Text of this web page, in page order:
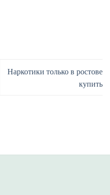
Наркотики только в ростове
купить